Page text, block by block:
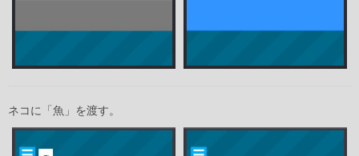
ネコに「魚」を渡す。